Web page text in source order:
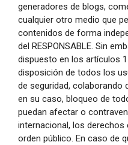
generadores de blogs,
cualquier otro medio que
contenidos de forma
del RESPONSABLE. Sin
dispuesto en los artículos
disposición de todos los
de seguridad, colaborando
en su caso, bloqueo de
puedan afectar o
internacional, los
orden público. En caso de